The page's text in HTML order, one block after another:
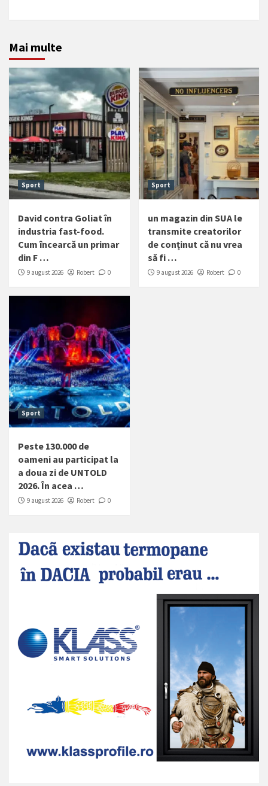
Mai multe
Sport
David contra Goliat în
industria fast-food.
Cum încearcă un primar
din F …
9 august 2026 Robert 0
Sport
un magazin din SUA le
transmite creatorilor
de conținut că nu vrea
să fi …
9 august 2026 Robert 0
Sport
Peste 130.000 de
oameni au participat la
a doua zi de UNTOLD
2026. În acea …
9 august 2026 Robert 0